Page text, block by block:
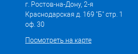
г. Ростов-на-Дону, 2-я
Краснодарская д. 169 "Б" стр. 1
оф. 30
Посмотреть на карте